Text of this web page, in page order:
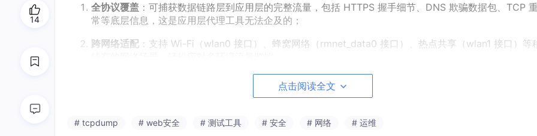
全协议覆盖 ：可捕获数据链路层到应用层的完整流量，包括 HTTPS 握手细节、DNS 欺骗数据包、TCP
常等底层信息，这是应用层代理工具无法企及的；
跨网络适配 ：支持 Wi-Fi（wlan0 接口）、蜂窝网络（rmnet_data0 接口）、热点共享（wlan1 接口）等
：二进制文件仅数百 KB，可直接推送至 Android 设备运行，无需依赖复杂依赖库，适配 root
：通过 BPF 过滤语法，能从海量移动流量中定位特定攻击特征（如恶意 IP 的 TCP 连接、包
感数据的 UDP 包），助力攻击链还原。
点击阅读全文
# tcpdump # web安全 # 测试工具 # 安全 # 网络 # 运维
14